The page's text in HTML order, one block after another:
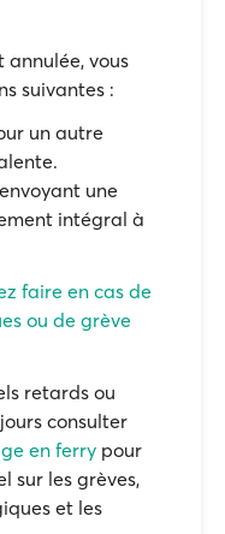
annulée, vous
suivantes :
un autre
une
intégral à
faire en cas de
ou de grève
retards ou
consulter
en ferry pour
sur les grèves,
et les